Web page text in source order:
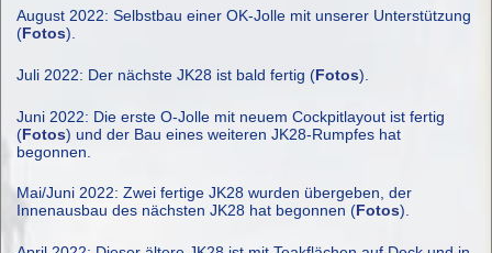
August 2022: Selbstbau einer OK-Jolle mit unserer Unterstützung
(Fotos).
Juli 2022: Der nächste JK28 ist bald fertig (Fotos).
Juni 2022: Die erste O-Jolle mit neuem Cockpitlayout ist fertig
(Fotos) und der Bau eines weiteren JK28-Rumpfes hat
begonnen.
Mai/Juni 2022: Zwei fertige JK28 wurden übergeben, der
Innenausbau des nächsten JK28 hat begonnen (Fotos).